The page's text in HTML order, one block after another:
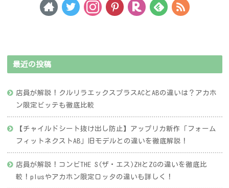
最近の投稿
店員が解説！クルリラエックスプラスACとABの違いは？アカホ
ン限定ビッテも徹底比較
【チャイルドシート抜け出し防止】アップリカ新作「フォーム
フィットネクストAB」旧モデルとの違いを徹底解説！
店員が解説！コンビTHE S(ザ・エス)ZHとZGの違いを徹底比
較！plusやアカホン限定ロッタの違いも詳しく！